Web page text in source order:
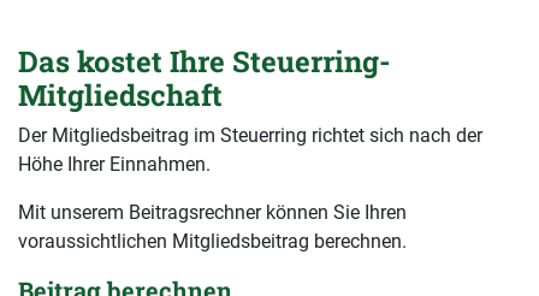
Das kostet Ihre Steuerring-
Mitgliedschaft
Der Mitgliedsbeitrag im Steuerring richtet sich nach der
Höhe Ihrer Einnahmen.
Mit unserem Beitragsrechner können Sie Ihren
voraussichtlichen Mitgliedsbeitrag berechnen.
Beitrag berechnen